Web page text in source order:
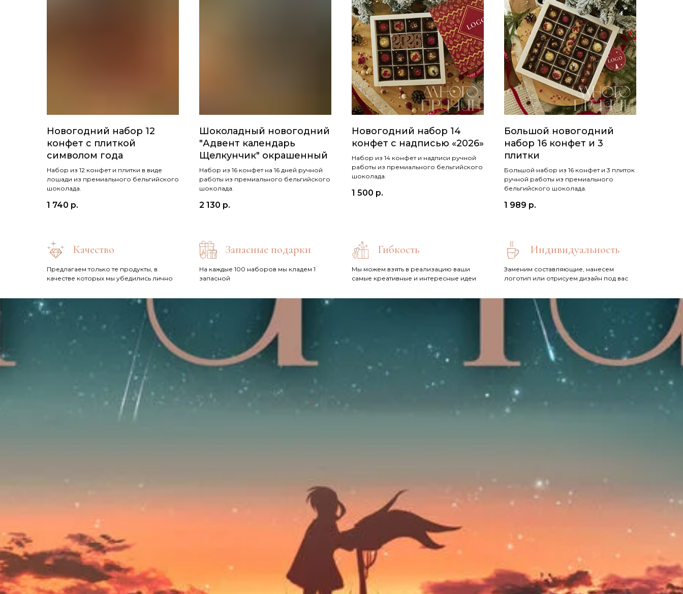
Новогодний набор 12
конфет с плиткой
символом года
Набор из 12 конфет и плитки в виде
лошади из премиального бельгийского
шоколада.
1 740 р.
Шоколадный новогодний
"Адвент календарь
Щелкунчик" окрашенный
Набор из 16 конфет на 16 дней ручной
работы из премиального бельгийского
шоколада.
2 130 р.
Новогодний набор 14
конфет с надписью «2026»
Набор из 14 конфет и надписи ручной
работы из премиального бельгийского
шоколада.
1 500 р.
Большой новогодний
набор 16 конфет и 3
плитки
Большой набор из 16 конфет и 3 плиток
ручной работы из премиального
бельгийского шоколада.
1 989 р.
Качество
Предлагаем только те продукты, в
качестве которых мы убедились лично
Запасные подарки
На каждые 100 наборов мы кладем 1
запасной
Гибкость
Мы можем взять в реализацию ваши
самые креативные и интересные идеи
Индивидуальность
Заменим составляющие, нанесем
логотип или отрисуем дизайн под вас